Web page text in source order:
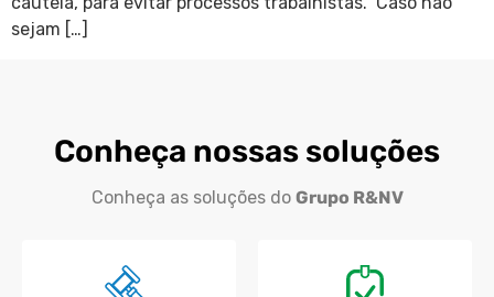
sejam […]
Conheça nossas soluções
Conheça as soluções do Grupo R&NV